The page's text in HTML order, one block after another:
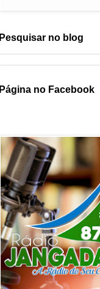
Pesquisar no blog
Página no Facebook